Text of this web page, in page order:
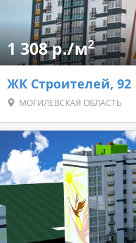
1 308 р./м2
ЖК Строителей, 92
МОГИЛЕВСКАЯ ОБЛАСТЬ